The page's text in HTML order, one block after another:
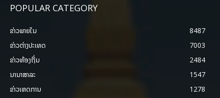
POPULAR CATEGORY
ຂ່າວພາຍ​ໃນ
8487
ຂ່າວຕ່າງປະເທດ
7003
ຂ່າວທ້ອງຖິ່ນ
2484
ນານາສາລະ
1547
ຂ່າວເຫດການ
1278